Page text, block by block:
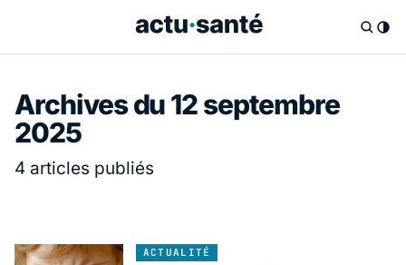
Archives du 12 septembre
2025
4 articles publiés
ACTUALITÉ